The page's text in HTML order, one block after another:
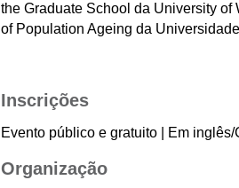
the Graduate School da University
of Population Ageing da
Inscrições
Evento público e gratuito | Em inglês/
Organização